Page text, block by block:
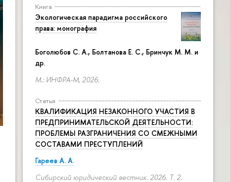
Книга
Экологическая парадигма российского
права: монография
Боголюбов С. А., Болтанова Е. С., Бринчук М. М. и
др.
М.: ИНФРА-М, 2026.
Статья
КВАЛИФИКАЦИЯ НЕЗАКОННОГО УЧАСТИЯ В
ПРЕДПРИНИМАТЕЛЬСКОЙ ДЕЯТЕЛЬНОСТИ:
ПРОБЛЕМЫ РАЗГРАНИЧЕНИЯ СО СМЕЖНЫМИ
СОСТАВАМИ ПРЕСТУПЛЕНИЙ
Гареев А. А.
Сибирский юридический вестник. 2026. Т. 2.